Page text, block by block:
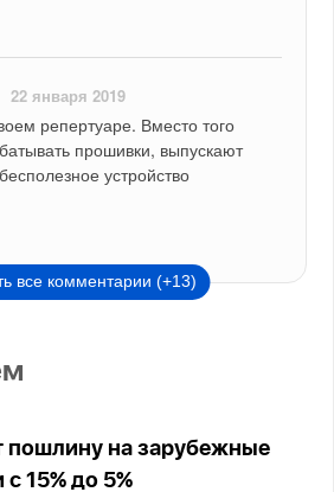
22 января 2019
репертуаре. Вместо того
прошивки, выпускают
устройство
все комментарии (+13)
пошлину на зарубежные
15% до 5%